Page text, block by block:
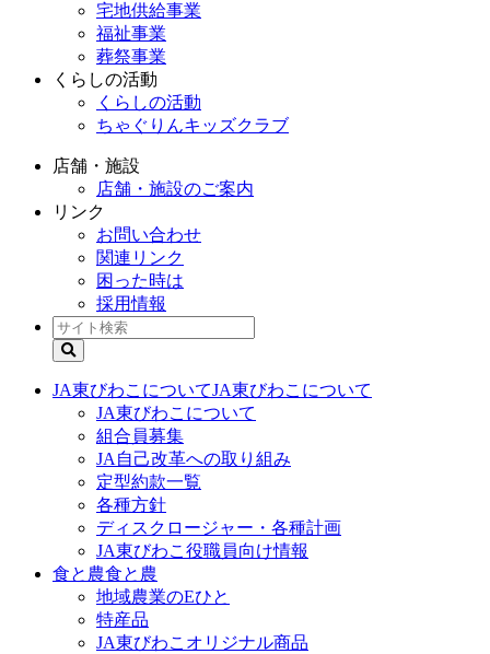
宅地供給事業
福祉事業
葬祭事業
くらしの活動
くらしの活動
ちゃぐりんキッズクラブ
店舗・施設
店舗・施設のご案内
リンク
お問い合わせ
関連リンク
困った時は
採用情報
JA東びわこについてJA東びわこについて
JA東びわこについて
組合員募集
JA自己改革への取り組み
定型約款一覧
各種方針
ディスクロージャー・各種計画
JA東びわこ役職員向け情報
食と農食と農
地域農業のEひと
特産品
JA東びわこオリジナル商品